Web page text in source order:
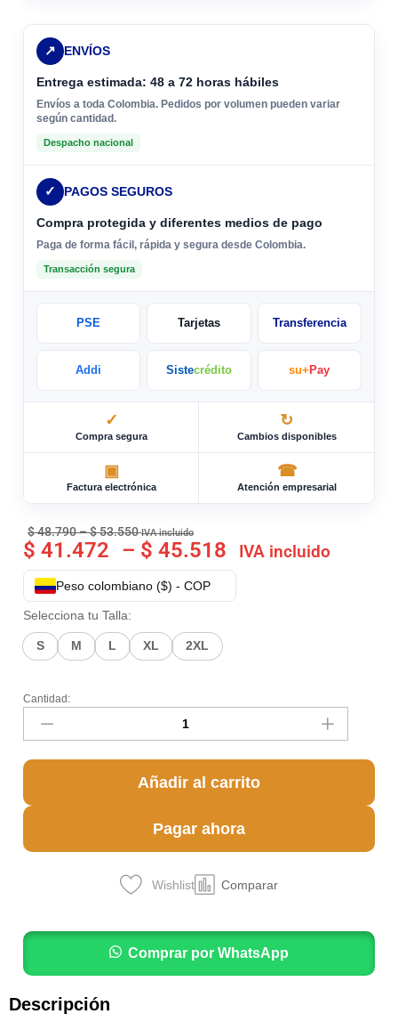
↗ ENVÍOS
Entrega estimada: 48 a 72 horas hábiles
Envíos a toda Colombia. Pedidos por volumen pueden variar
según cantidad.
Despacho nacional
✓ PAGOS SEGUROS
Compra protegida y diferentes medios de pago
Paga de forma fácil, rápida y segura desde Colombia.
Transacción segura
PSE Tarjetas Transferencia
Addi Sistecrédito su+ Pay
✓
Compra segura
↻
Cambios disponibles
▣
Factura electrónica
☎
Atención empresarial
$48.790–$53.550 IVA incluido
$ 41.472 – $ 45.518 IVA incluido
Peso colombiano ($) - COP
Selecciona tu Talla:
S M L XL 2XL
Cantidad:
Añadir al carrito
Pagar ahora
Wishlist Comparar
Comprar por WhatsApp
Descripción